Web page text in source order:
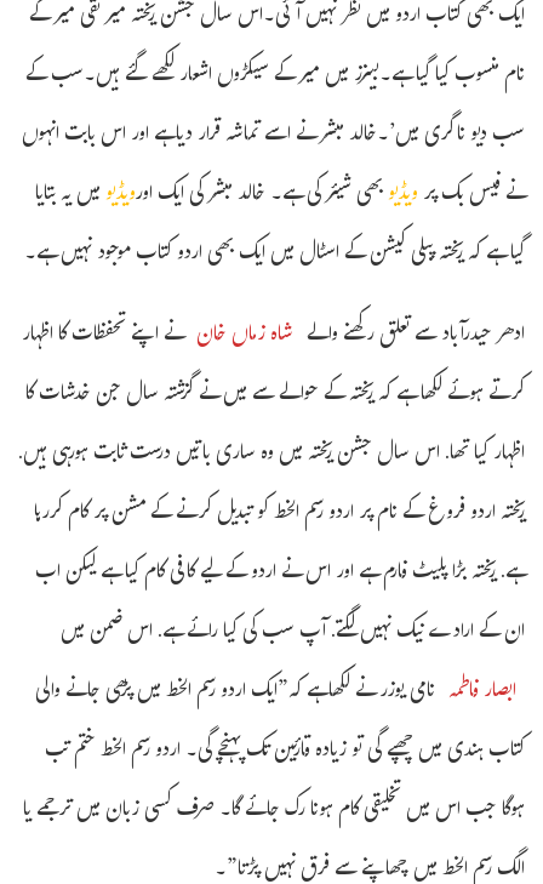
ایک بھی کتاب اردو میں نظر نہیں آئی۔اس سال جشن ریختہ میر تقی میر کے
نام منسوب کیا گیا ہے۔بینرز میں میر کے سیکڑوں اشعار لکھے گئے ہیں۔سب کے
سب دیو ناگری میں’۔خالد مبشر نے اسے تماشہ قرار دیاہے اور اس بابت انہوں
نے فیس بک پرویڈیوبھی شیئر کی ہے۔ خالد مبشر کی ایک اورویڈیومیں یہ بتایا
گیا ہے کہ ریختہ پبلی کیشن کے اسٹال میں ایک بھی اردو کتاب موجود نہیں ہے۔
ادھر حیدرآباد سے تعلق رکھنے والے شاہ زماں خاننے اپنے تحفظات کا اظہار
کرتے ہوئے لکھا ہے کہ ریختہ کے حوالے سے میں نے گزشتہ سال جن خدشات کا
اظہار کیا تھا. اس سال جشن ریختہ میں وہ ساری باتیں درست ثابت ہورہی ہیں.
ریختہ اردو فروغ کے نام پر اردو رسم الخط کو تبدیل کرنے کے مشن پر کام کررہا
ہے. ریختہ بڑا پلیٹ فارم ہے اور اس نے اردو کے لیے کافی کام کیا ہے لیکن اب
ان کے ارادے نیک نہیں لگتے. آپ سب کی کیا رائے ہے. اس ضمن میں
ابصار فاطمہ نامی یوزر نے لکھاہے کہ”ایک اردو رسم الخط میں پڑھی جانے والی
کتاب ہندی میں چھپے گی تو زیادہ قارئین تک پہنچے گی۔ اردو رسم الخط ختم تب
ہوگا جب اس میں تخلیقی کام ہونا رک جائے گا۔ صرف کسی زبان میں ترجمے یا
الگ رسم الخط میں چھاپنے سے فرق نہیں پڑتا”۔